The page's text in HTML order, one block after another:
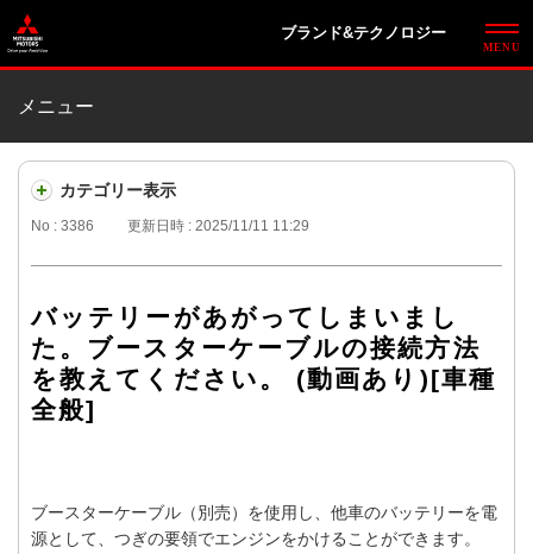
ブランド&テクノロジー
メニュー
カテゴリー表示
No : 3386 更新日時 : 2025/11/11 11:29
バッテリーがあがってしまいまし
た。ブースターケーブルの接続方法
を教えてください。 (動画あり)[車種
全般]
ブースターケーブル（別売）を使用し、他車のバッテリーを電
源として、つぎの要領でエンジンをかけることができます。